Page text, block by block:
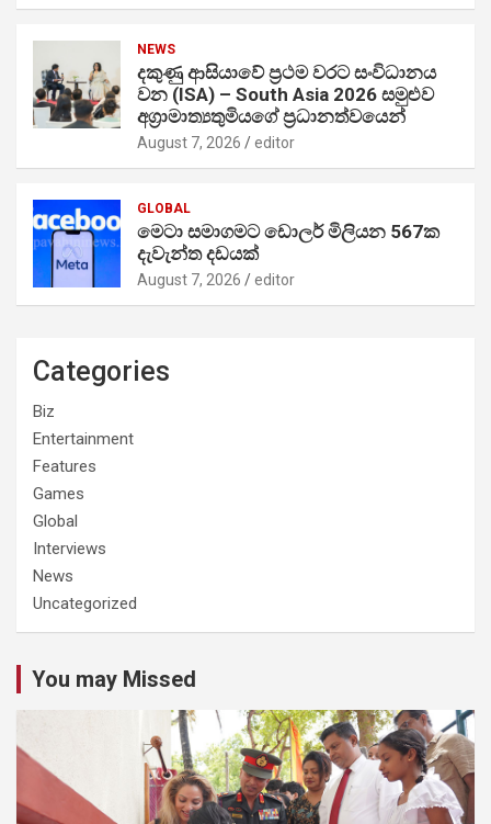
NEWS
දකුණු ආසියාවේ ප්‍රථම වරට සංවිධානය
වන (ISA) – South Asia 2026 සමුළුව
අග්‍රාමාත්‍යතුමියගේ ප්‍රධානත්වයෙන්
August 7, 2026 editor
GLOBAL
මෙටා සමාගමට ඩොලර් මිලියන 567ක
දැවැන්ත දඩයක්
August 7, 2026 editor
Categories
Biz
Entertainment
Features
Games
Global
Interviews
News
Uncategorized
You may Missed